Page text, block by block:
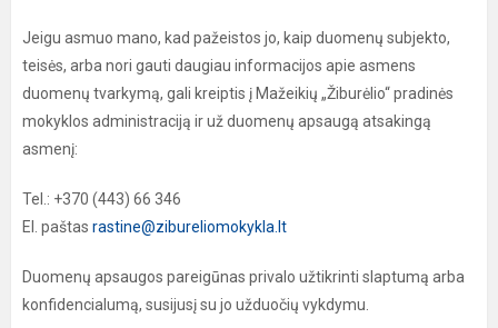
Jeigu asmuo mano, kad pažeistos jo, kaip duomenų subjekto,
teisės, arba nori gauti daugiau informacijos apie asmens
duomenų tvarkymą, gali kreiptis į Mažeikių „Žiburėlio“ pradinės
mokyklos administraciją ir už duomenų apsaugą atsakingą
asmenį:
Tel.: +370 (443) 66 346
El. paštas rastine@zibureliomokykla.lt
Duomenų apsaugos pareigūnas privalo užtikrinti slaptumą arba
konfidencialumą, susijusį su jo užduočių vykdymu.